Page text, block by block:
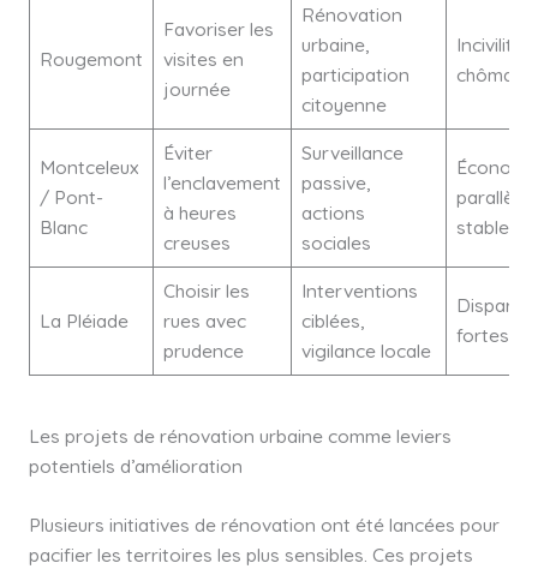
Rougemont
Favoriser les
visites en
journée
Rénovation
urbaine,
participation
citoyenne
Incivilités,
chômage
Montceleux
/ Pont-
Blanc
Éviter
l’enclavement
à heures
creuses
Surveillance
passive,
actions
sociales
parallèle
stable
La Pléiade
Choisir les
rues avec
prudence
Interventions
ciblées,
vigilance locale
fortes
Les projets de rénovation urbaine comme leviers
potentiels d’amélioration
Plusieurs initiatives de rénovation ont été lancées pour
pacifier les territoires les plus sensibles. Ces projets